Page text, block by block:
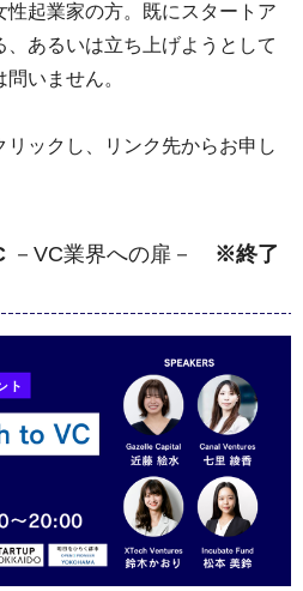
性起業家の方。既にスタートア
、あるいは立ち上げようとして
いません。
リックし、リンク先からお申し
－VC業界への扉－ ※終了